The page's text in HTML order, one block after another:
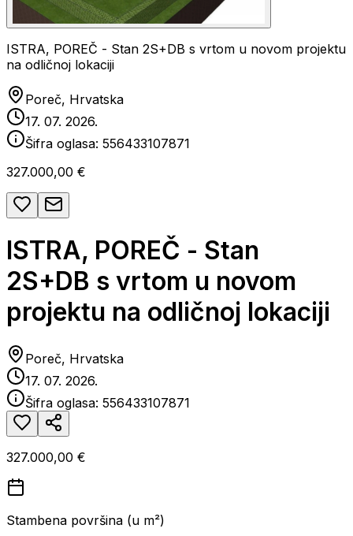
ISTRA, POREČ - Stan 2S+DB s vrtom u novom projektu
na odličnoj lokaciji
Poreč, Hrvatska
17. 07. 2026.
Šifra oglasa: 556433107871
327.000,00 €
ISTRA, POREČ - Stan
2S+DB s vrtom u novom
projektu na odličnoj lokaciji
Poreč, Hrvatska
17. 07. 2026.
Šifra oglasa: 556433107871
327.000,00 €
Stambena površina (u m²)